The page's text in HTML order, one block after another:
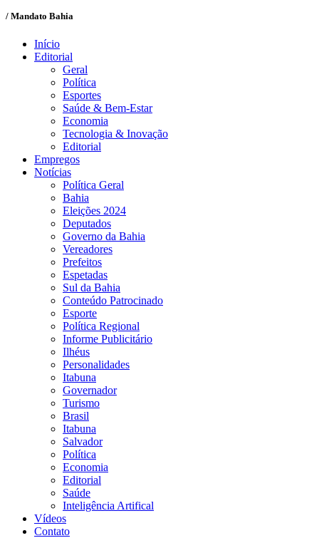
/ Mandato Bahia
Início
Editorial
Geral
Política
Esportes
Saúde & Bem-Estar
Economia
Tecnologia & Inovação
Editorial
Empregos
Notícias
Política Geral
Bahia
Eleições 2024
Deputados
Governo da Bahia
Vereadores
Prefeitos
Espetadas
Sul da Bahia
Conteúdo Patrocinado
Esporte
Política Regional
Informe Publicitário
Ilhéus
Personalidades
Itabuna
Governador
Turismo
Brasil
Itabuna
Salvador
Política
Economia
Editorial
Saúde
Inteligência Artifical
Vídeos
Contato